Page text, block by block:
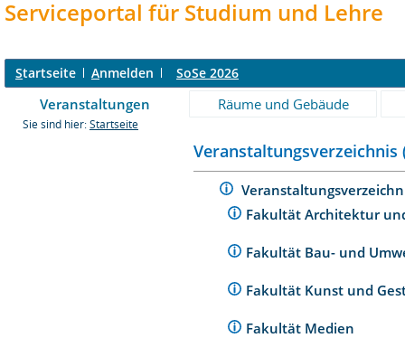
Serviceportal für Studium und Lehre
Startseite Anmelden SoSe 2026
Veranstaltungen Räume und Gebäude
Sie sind hier: Startseite
Veranstaltungsverzeichnis
Fakultät Architektur
Fakultät Bau- und
Fakultät Kunst und
Fakultät Medien